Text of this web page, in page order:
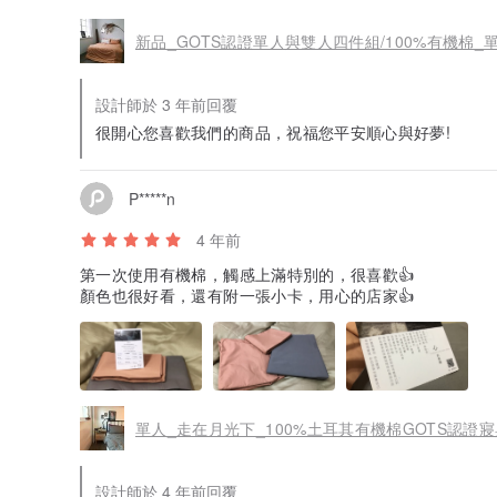
新品_GOTS認證單人與雙人四件組/100%有機棉_
設計師於 3 年前回覆
很開心您喜歡我們的商品，祝福您平安順心與好夢!
P*****n
4 年前
第一次使用有機棉，觸感上滿特別的，很喜歡👍
顏色也很好看，還有附一張小卡，用心的店家👍
單人_走在月光下_100%土耳其有機棉GOTS認證
設計師於 4 年前回覆